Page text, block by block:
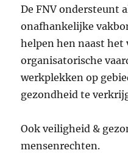
De FNV ondersteunt
onafhankelijke
helpen hen naast het
organisatorische
werkplekken op
gezondheid te
Ook veiligheid &
mensenrechten.